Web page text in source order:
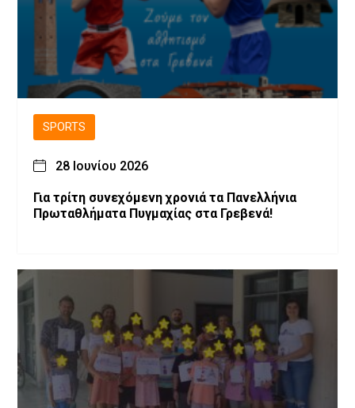
SPORTS
28 Ιουνίου 2026
Για τρίτη συνεχόμενη χρονιά τα Πανελλήνια
Πρωταθλήματα Πυγμαχίας στα Γρεβενά!